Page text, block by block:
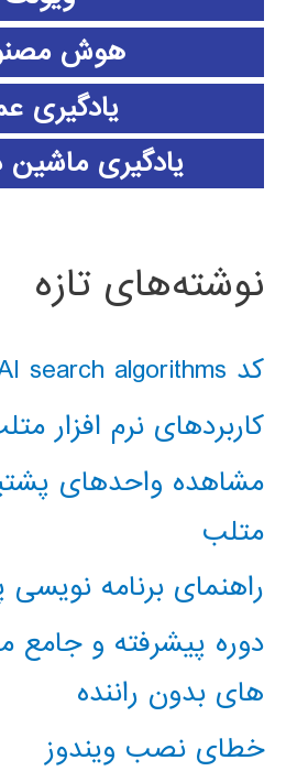
هوش
یادگیری
یادگیری ماشین
نوشته‌های تازه
کد classical AI search algorithms
کاربردهای نرم افزار
مشاهده واحدهای
متلب
راهنمای برنامه
دوره پیشرفته و
های بدون راننده
خطای نصب ویندوز